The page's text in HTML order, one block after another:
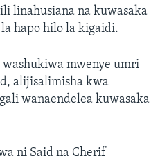
linahusiana na kuwasaka
hapo hilo la kigaidi.
mwenye umri
alijisalimisha kwa
wanaendelea kuwasaka
ni Said na Cherif